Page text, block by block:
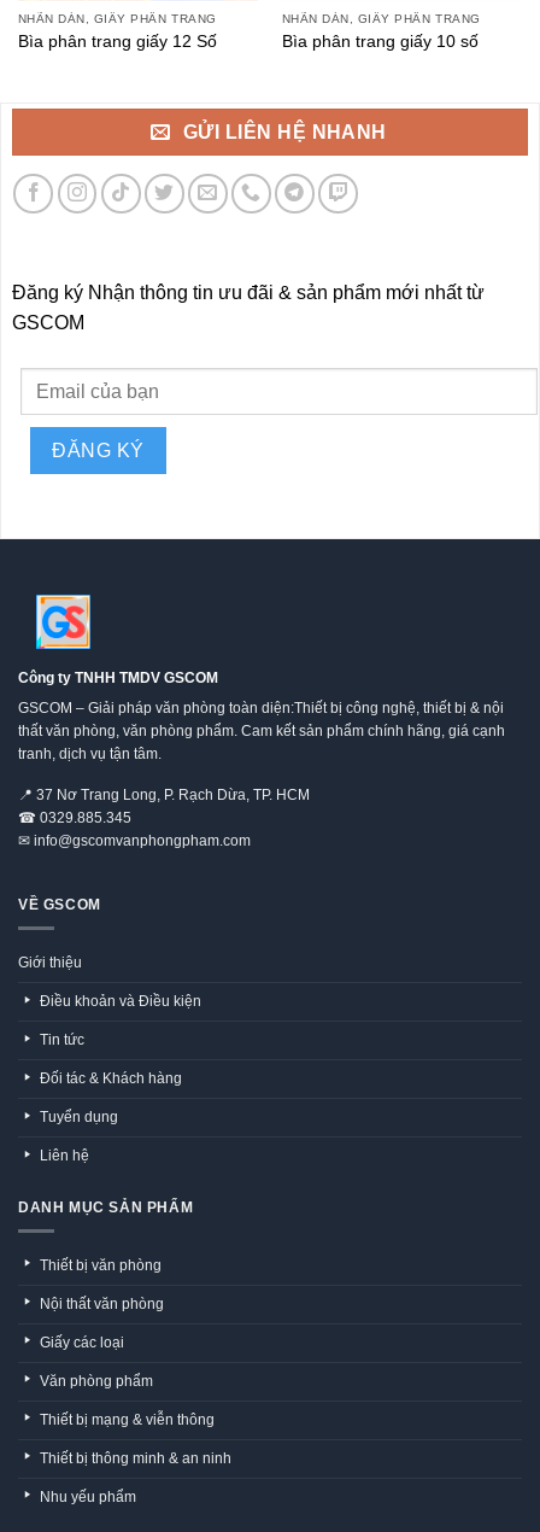
NHÃN DÁN, GIẤY PHÂN TRANG
Bìa phân trang giấy 12 Số
NHÃN DÁN, GIẤY PHÂN TRANG
Bìa phân trang giấy 10 số
GỬI LIÊN HỆ NHANH
Đăng ký Nhận thông tin ưu đãi & sản phẩm mới nhất từ
GSCOM
Công ty TNHH TMDV GSCOM
GSCOM – Giải pháp văn phòng toàn diện:Thiết bị công nghệ, thiết bị & nội
thất văn phòng, văn phòng phẩm. Cam kết sản phẩm chính hãng, giá cạnh
tranh, dịch vụ tận tâm.
📍 37 Nơ Trang Long, P. Rạch Dừa, TP. HCM
☎ 0329.885.345
✉ info@gscomvanphongpham.com
VỀ GSCOM
Giới thiệu
Điều khoản và Điều kiện
Tin tức
Đối tác & Khách hàng
Tuyển dụng
Liên hệ
DANH MỤC SẢN PHẨM
Thiết bị văn phòng
Nội thất văn phòng
Giấy các loại
Văn phòng phẩm
Thiết bị mạng & viễn thông
Thiết bị thông minh & an ninh
Nhu yếu phẩm